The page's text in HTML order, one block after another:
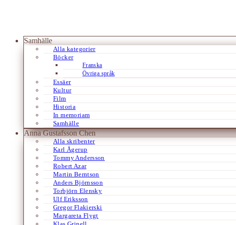
Samhälle
Alla kategorier
Böcker
Franska
Övriga språk
Essäer
Kultur
Film
Historia
In memoriam
Samhälle
Anna Gustafsson Chen
Alla skribenter
Karl Ågerup
Tommy Andersson
Robert Azar
Martin Berntson
Anders Björnsson
Torbjörn Elensky
Ulf Eriksson
Gregor Flakierski
Margareta Flygt